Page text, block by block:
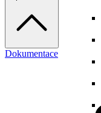
Dokumentace